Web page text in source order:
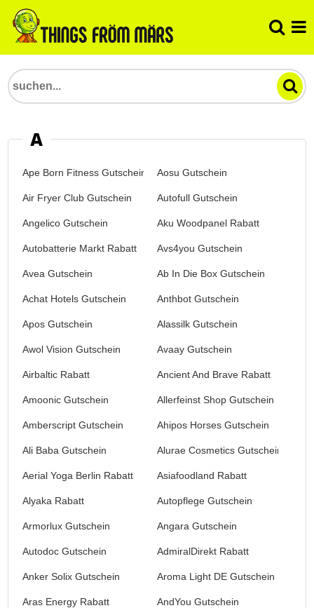
A
Ape Born Fitness Gutschein Aosu Gutschein
Air Fryer Club Gutschein Autofull Gutschein
Angelico Gutschein Aku Woodpanel Rabatt
Autobatterie Markt Rabatt Avs4you Gutschein
Avea Gutschein Ab In Die Box Gutschein
Achat Hotels Gutschein Anthbot Gutschein
Apos Gutschein Alassilk Gutschein
Awol Vision Gutschein Avaay Gutschein
Airbaltic Rabatt Ancient And Brave Rabatt
Amoonic Gutschein Allerfeinst Shop Gutschein
Amberscript Gutschein Ahipos Horses Gutschein
Ali Baba Gutschein Alurae Cosmetics Gutschein
Aerial Yoga Berlin Rabatt Asiafoodland Rabatt
Alyaka Rabatt Autopflege Gutschein
Armorlux Gutschein Angara Gutschein
Autodoc Gutschein AdmiralDirekt Rabatt
Anker Solix Gutschein Aroma Light DE Gutschein
Aras Energy Rabatt AndYou Gutschein